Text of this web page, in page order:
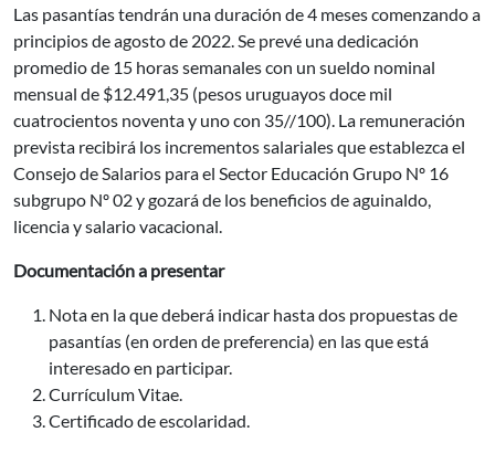
Las pasantías tendrán una duración de 4 meses comenzando a
principios de agosto de 2022. Se prevé una dedicación
promedio de 15 horas semanales con un sueldo nominal
mensual de $12.491,35 (pesos uruguayos doce mil
cuatrocientos noventa y uno con 35//100). La remuneración
prevista recibirá los incrementos salariales que establezca el
Consejo de Salarios para el Sector Educación Grupo Nº 16
subgrupo Nº 02 y gozará de los beneficios de aguinaldo,
licencia y salario vacacional.
Documentación a presentar
Nota en la que deberá indicar hasta dos propuestas de
pasantías (en orden de preferencia) en las que está
interesado en participar.
Currículum Vitae.
Certificado de escolaridad.